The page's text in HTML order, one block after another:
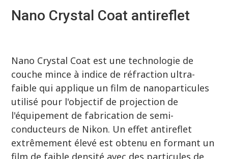
Nano Crystal Coat antireflet
Nano Crystal Coat est une technologie de
couche mince à indice de réfraction ultra-
faible qui applique un film de nanoparticules
utilisé pour l'objectif de projection de
l'équipement de fabrication de semi-
conducteurs de Nikon. Un effet antireflet
extrêmement élevé est obtenu en formant un
film de faible densité avec des particules de